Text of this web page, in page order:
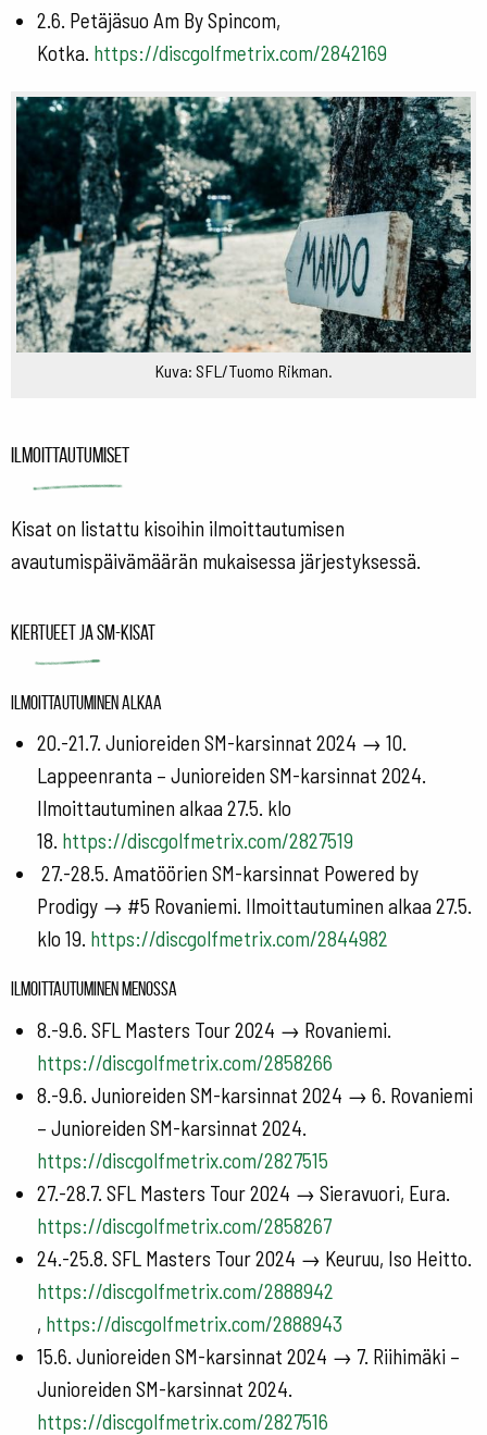
2.6. Petäjäsuo Am By Spincom,
Kotka. https://discgolfmetrix.com/2842169
Kuva: SFL/Tuomo Rikman.
Ilmoittautumiset
Kisat on listattu kisoihin ilmoittautumisen
avautumispäivämäärän mukaisessa järjestyksessä.
Kiertueet ja SM-kisat
Ilmoittautuminen alkaa
20.-21.7. Junioreiden SM-karsinnat 2024 → 10.
Lappeenranta – Junioreiden SM-karsinnat 2024.
Ilmoittautuminen alkaa 27.5. klo
18. https://discgolfmetrix.com/2827519
27.-28.5. Amatöörien SM-karsinnat Powered by
Prodigy → #5 Rovaniemi. Ilmoittautuminen alkaa 27.5.
klo 19. https://discgolfmetrix.com/2844982
Ilmoittautuminen menossa
8.-9.6. SFL Masters Tour 2024 → Rovaniemi.
https://discgolfmetrix.com/2858266
8.-9.6. Junioreiden SM-karsinnat 2024 → 6. Rovaniemi
– Junioreiden SM-karsinnat 2024.
https://discgolfmetrix.com/2827515
27.-28.7. SFL Masters Tour 2024 → Sieravuori, Eura.
https://discgolfmetrix.com/2858267
24.-25.8. SFL Masters Tour 2024 → Keuruu, Iso Heitto.
https://discgolfmetrix.com/2888942
, https://discgolfmetrix.com/2888943
15.6. Junioreiden SM-karsinnat 2024 → 7. Riihimäki –
Junioreiden SM-karsinnat 2024.
https://discgolfmetrix.com/2827516